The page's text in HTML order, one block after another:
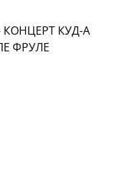
КОНЦЕРТ КУД-А
ФРУЛЕ